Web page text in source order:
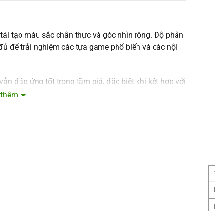
tạo màu sắc chân thực và góc nhìn rộng. Độ phân
để trải nghiệm các tựa game phổ biến và các nội
đáp ứng tốt trong tầm giá, đặc biệt khi kết hợp với